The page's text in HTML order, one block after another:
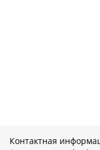
Контактная